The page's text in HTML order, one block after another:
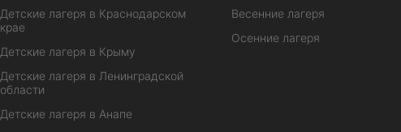
Детские лагеря в Краснодарском
крае
Детские лагеря в Крыму
Детские лагеря в Ленинградской
области
Детские лагеря в Анапе
Весенние лагеря
Осенние лагеря